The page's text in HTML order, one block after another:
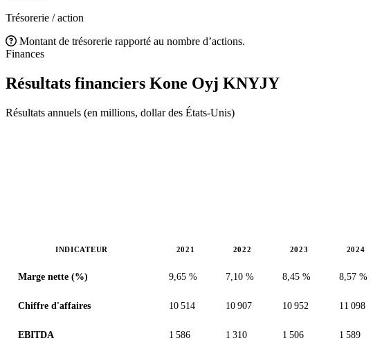
Trésorerie / action
Montant de trésorerie rapporté au nombre d’actions.
Finances
Résultats financiers Kone Oyj KNYJY
Résultats annuels (en millions, dollar des États-Unis)
INDICATEUR 2021 2022 2023 2024
Marge nette (%) 9,65 % 7,10 % 8,45 % 8,57 %
Chiffre d'affaires 10 514 10 907 10 952 11 098
EBITDA 1 586 1 310 1 506 1 589